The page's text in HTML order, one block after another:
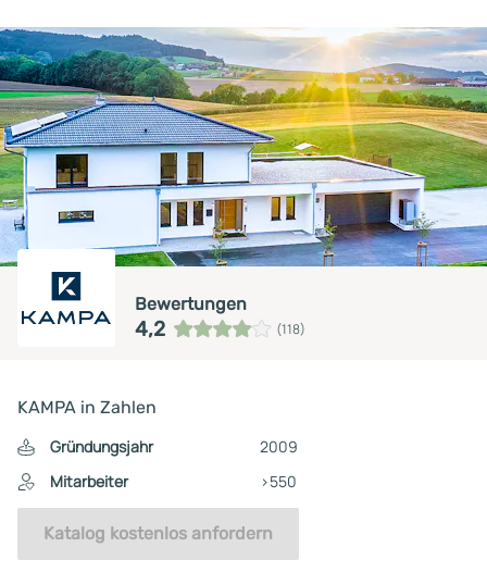
Bewertungen
4,2 (118)
KAMPA in Zahlen
Gründungsjahr
2009
Mitarbeiter
>550
Katalog kostenlos anfordern